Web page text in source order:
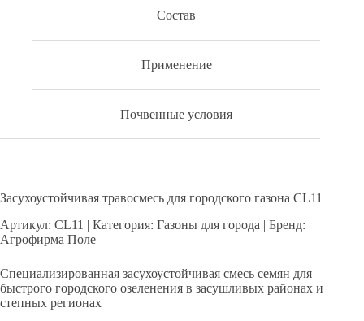
Состав
Применение
Почвенные условия
Засухоустойчивая травосмесь для городского газона CL11
Артикул: CL11 | Категория: Газоны для города | Бренд:
Агрофирма Поле
Специализированная засухоустойчивая смесь семян для
быстрого городского озеленения в засушливых районах и
степных регионах